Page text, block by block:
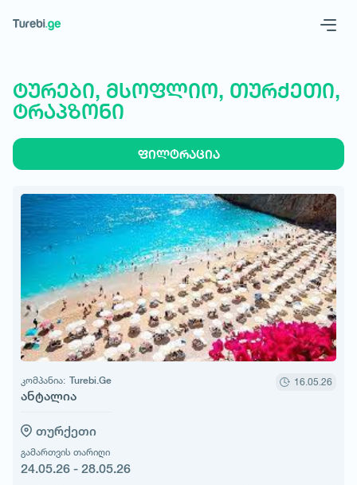
ტურები, მსოფლიო, თურქეთი,
ტრაპზონი
ფილტრაცია
კომპანია: Turebi.Ge
ანტალია
16.05.26
თურქეთი
გამართვის თარიღი
24.05.26 - 28.05.26